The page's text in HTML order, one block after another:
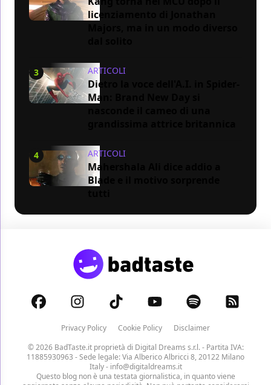
licenziamento di Jonathan
3 ARTICOLI
Dietro la voce dell'A.I. in Spider-
Man: Brand New Day si
4 ARTICOLI
Mahershala Ali dice addio a
Blade e il motivo sorprende
Privacy Policy Cookie Policy
Disclaimer
© 2026 BadTaste.it proprietà di Digital Dreams s.r.l.- Partita IVA:
11885930963 - Sede legale: Via Alberico Albricci 8, 20122 Milano
Italy - info@digitaldreams.it
Questo blog non è una testata giornalistica, in quanto viene